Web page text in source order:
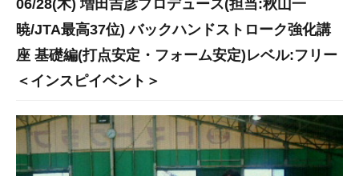
06/28(木) 増田吉彦プロデュース(担当:秋山一
暁/JTA最高37位) バックハンドストローク強化講
座 基礎編(打点安定・フォーム安定)レベル:フリー
＜インスピイベント＞